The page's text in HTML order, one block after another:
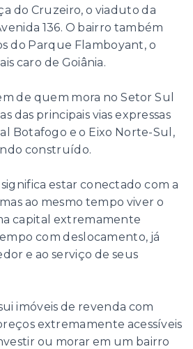
do Cruzeiro, o viaduto da
136. O bairro também
do Parque Flamboyant, o
caro de Goiânia.
de quem mora no Setor Sul
das principais vias expressas
Botafogo e o Eixo Norte-Sul,
construído.
estar conectado com a
ao mesmo tempo viver o
capital extremamente
com deslocamento, já
e ao serviço de seus
imóveis de revenda com
extremamente acessíveis
ou morar em um bairro